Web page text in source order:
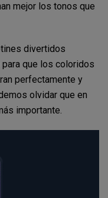
mejor los tonos que
divertidos
que los coloridos
perfectamente y
olvidar que en
importante.